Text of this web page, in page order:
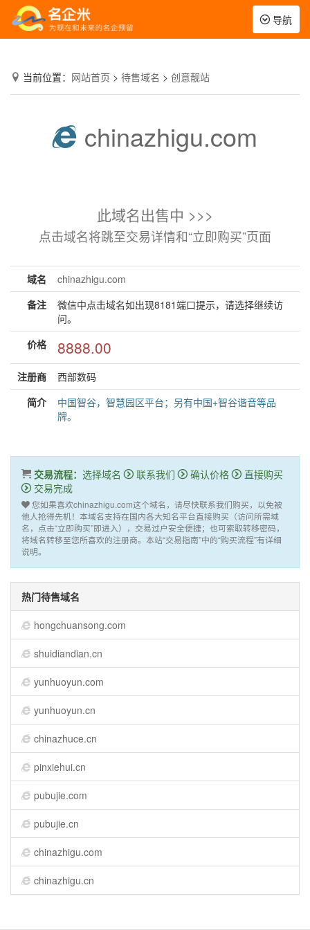
Toggle
navigation
导航
当前位置： 网站首页 > 待售域名 > 创意靓站
chinazhigu.com
此域名出售中 >>>
点击域名将跳至交易详情和“立即购买”页面
域名
chinazhigu.com
备注
微信中点击域名如出现8181端口提示，请选择继续访
问。
价格
8888.00
注册商
西部数码
简介
中国智谷，智慧园区平台；另有中国+智谷谐音等品
牌。
交易流程： 选择域名 联系我们 确认价格
直接购买
交易完成
您如果喜欢chinazhigu.com这个域名，请尽快联系我们购买，以免被
他人抢得先机！本域名支持在国内各大知名平台直接购买（访问所需域
名，点击“立即购买”即进入），交易过户安全便捷；也可索取转移密码，
将域名转移至您所喜欢的注册商。本站“交易指南”中的“购买流程”有详细
说明。
热门待售域名
hongchuansong.com
shuidiandian.cn
yunhuoyun.com
yunhuoyun.cn
chinazhuce.cn
pinxiehui.cn
pubujie.com
pubujie.cn
chinazhigu.com
chinazhigu.cn